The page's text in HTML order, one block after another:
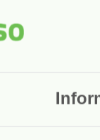
med cirka sju
av att betalning
i förhållanden till